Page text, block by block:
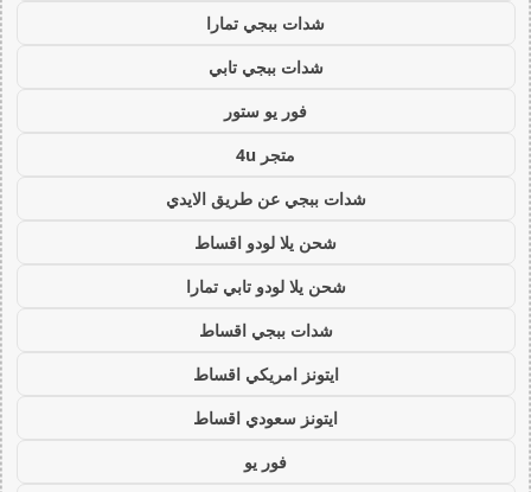
شدات ببجي تمارا
شدات ببجي تابي
فور يو ستور
متجر 4u
شدات ببجي عن طريق الايدي
شحن يلا لودو اقساط
شحن يلا لودو تابي تمارا
شدات ببجي اقساط
ايتونز امريكي اقساط
ايتونز سعودي اقساط
فور يو